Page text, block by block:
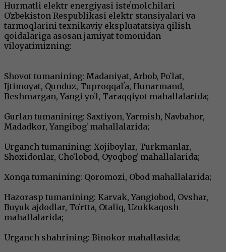
Hurmatli elektr energiyasi isteʼmolchilari
Oʻzbekiston Respublikasi elektr stansiyalari va
tarmoqlarini texnikaviy ekspluatatsiya qilish
qoidalariga asosan jamiyat tomonidan
viloyatimizning:
Shovot tumanining: Madaniyat, Arbob, Poʻlat,
Ijtimoyat, Qunduz, Tuproqqalʼa, Hunarmand,
Beshmargan, Yangi yoʻl, Taraqqiyot mahallalarida;
Gurlan tumanining: Saxtiyon, Yarmish, Navbahor,
Madadkor, Yangibogʻ mahallalarida;
Urganch tumanining: Xojiboylar, Turkmanlar,
Shoxidonlar, Choʻlobod, Oyoqbogʻ mahallalarida;
Xonqa tumanining: Qoromozi, Obod mahallalarida;
Hazorasp tumanining: Karvak, Yangiobod, Ovshar,
Buyuk ajdodlar, Toʻrtta, Otaliq, Uzukkaqosh
mahallalarida;
Urganch shahrining: Binokor mahallasida;